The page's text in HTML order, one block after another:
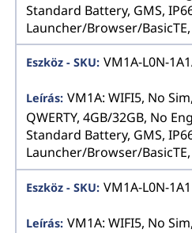
Standard Battery, GMS,
Launcher/Browser/
VM1A-L0N-
VM1A: WIFI5, No
QWERTY, 4GB/32GB, No
Standard Battery, GMS,
Launcher/Browser/
VM1A-L0N-
VM1A: WIFI5, No